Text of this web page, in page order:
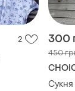
2 300
450
Сукня